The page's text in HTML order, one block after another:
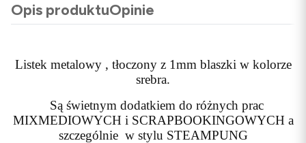
Opis produktuOpinie
Listek metalowy , tłoczony z 1mm blaszki w kolorze
srebra.
Są świetnym dodatkiem do różnych prac
MIXMEDIOWYCH i SCRAPBOOKINGOWYCH a
szczególnie w stylu STEAMPUNG